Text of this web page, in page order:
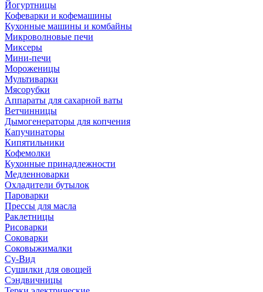
Йогуртницы
Кофеварки и кофемашины
Кухонные машины и комбайны
Микроволновые печи
Миксеры
Мини-печи
Мороженицы
Мультиварки
Мясорубки
Аппараты для сахарной ваты
Ветчинницы
Дымогенераторы для копчения
Капучинаторы
Кипятильники
Кофемолки
Кухонные принадлежности
Медленноварки
Охладители бутылок
Пароварки
Прессы для масла
Раклетницы
Рисоварки
Соковарки
Соковыжималки
Су-Вид
Сушилки для овощей
Сэндвичницы